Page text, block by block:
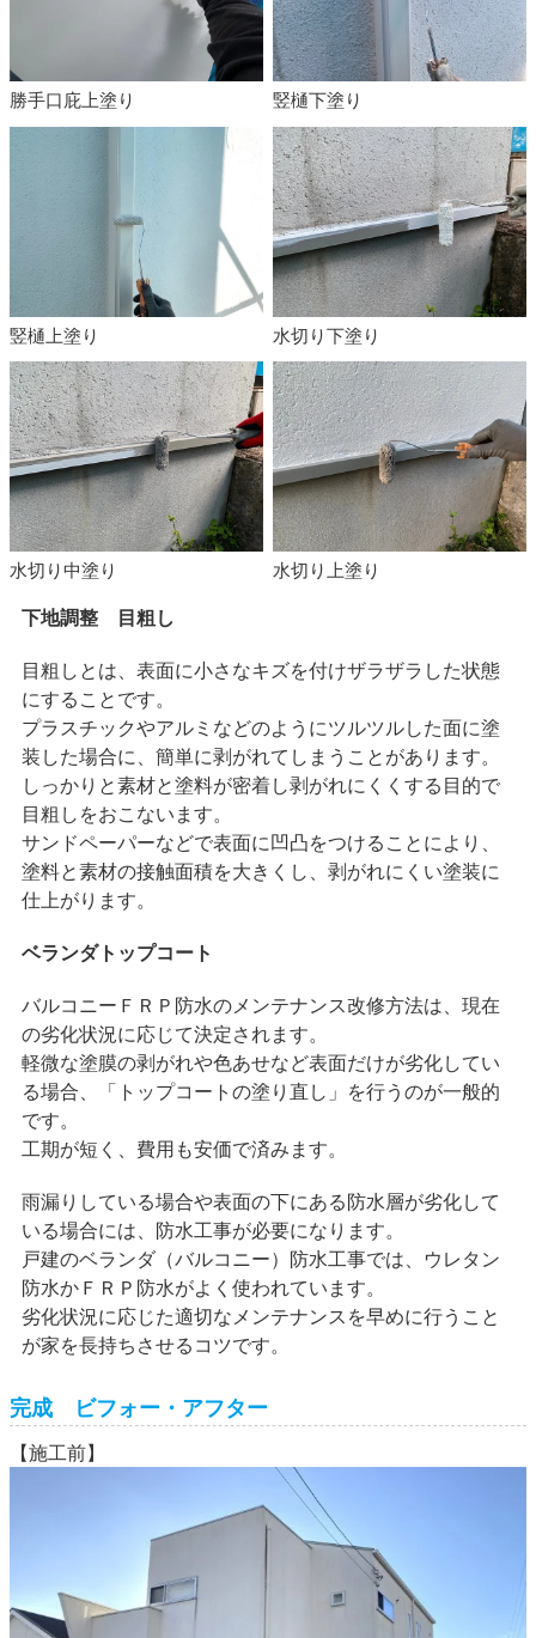
勝手口庇上塗り 竪樋下塗り
竪樋上塗り 水切り下塗り
水切り中塗り 水切り上塗り
下地調整 目粗し
目粗しとは、表面に小さなキズを付けザラザラした状態
にすることです。
プラスチックやアルミなどのようにツルツルした面に塗
装した場合に、簡単に剥がれてしまうことがあります。
しっかりと素材と塗料が密着し剥がれにくくする目的で
目粗しをおこないます。
サンドペーパーなどで表面に凹凸をつけることにより、
塗料と素材の接触面積を大きくし、剥がれにくい塗装に
仕上がります。
ベランダトップコート
バルコニーＦＲＰ防水のメンテナンス改修方法は、現在
の劣化状況に応じて決定されます。
軽微な塗膜の剥がれや色あせなど表面だけが劣化してい
る場合、「トップコートの塗り直し」を行うのが一般的
です。
工期が短く、費用も安価で済みます。
雨漏りしている場合や表面の下にある防水層が劣化して
いる場合には、防水工事が必要になります。
戸建のベランダ（バルコニー）防水工事では、ウレタン
防水かＦＲＰ防水がよく使われています。
劣化状況に応じた適切なメンテナンスを早めに行うこと
が家を長持ちさせるコツです。
完成 ビフォー・アフター
【施工前】